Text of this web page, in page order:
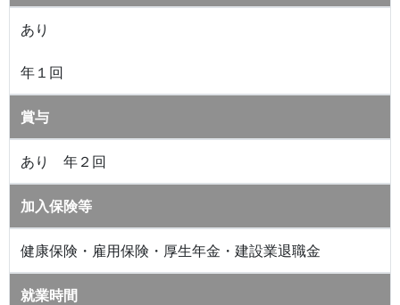
あり
年１回
賞与
あり 年２回
加入保険等
健康保険・雇用保険・厚生年金・建設業退職金
就業時間